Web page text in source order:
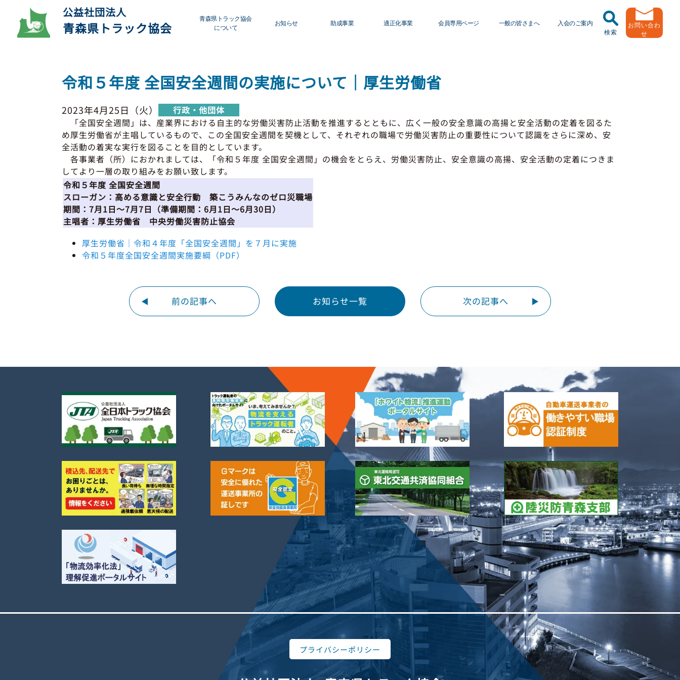
公益社団法人
青森県トラック協会
青森県トラック協会
について
ディスクロージャー
会員名簿
研修センターのご案内
お知らせ
行政・他団体
適正化事業
セミナー・研修
助成事業 適正化事業
Ｇマーク制度について
運行管理者・整備管理者
適正化だより
会員専用ページ
活動報告・協会報
貸出用ビデオライブラリ
一般の皆さまへ
引越安心マークとは
協会の活動
入会のご案内
検索
お問い合わ
せ
令和５年度 全国安全週間の実施について｜厚生労働省
2023年4月25日（火）
行政・他団体
「全国安全週間」は、産業界における自主的な労働災害防止活動を推進するとともに、広く一般の安全意識の高揚と安全活動の定着を図るた
め厚生労働省が主唱しているもので、この全国安全週間を契機として、それぞれの職場で労働災害防止の重要性について認識をさらに深め、安
全活動の着実な実行を図ることを目的としています。
各事業者（所）におかれましては、「令和５年度 全国安全週間」の機会をとらえ、労働災害防止、安全意識の高揚、安全活動の定着につきま
してより一層の取り組みをお願い致します。
令和５年度 全国安全週間
スローガン：高める意識と安全行動 築こうみんなのゼロ災職場
期間：7月1日～7月7日（準備期間：6月1日～6月30日）
主唱者：厚生労働省 中央労働災害防止協会
厚生労働省｜令和４年度「全国安全週間」を７月に実施
令和５年度全国安全週間実施要綱（PDF）
前の記事へ お知らせ一覧 次の記事へ
プライバシーポリシー